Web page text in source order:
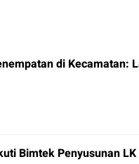
di Kecamatan:
Bimtek Penyusunan LK